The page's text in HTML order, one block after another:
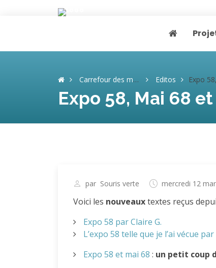
Page home
Carrefour des mémoires Editos Expo 58, Mai 68 et
Expo 58, Mai 68
par Souris verte mercredi 12
Voici les nouveauxtextes reçus
Expo 58 par Claire G.
L’expo 58 telle que je l’ai vécue par
Expo 58 et mai 68 : un petit coup